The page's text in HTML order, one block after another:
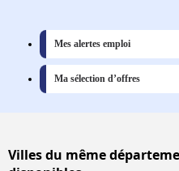
Mes alertes emploi
Ma sélection d’offres
Villesdu même